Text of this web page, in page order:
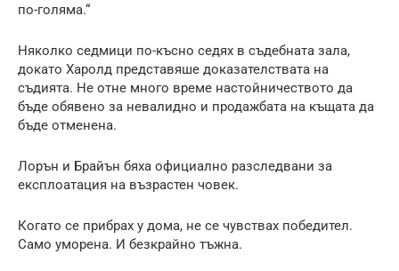
по-голяма.“
Няколко седмици по-късно седях в съдебната зала,
докато Харолд представяше доказателствата на
съдията. Не отне много време настойничеството да
бъде обявено за невалидно и продажбата на къщата да
бъде отменена.
Лорън и Брайън бяха официално разследвани за
експлоатация на възрастен човек.
Когато се прибрах у дома, не се чувствах победител.
Само уморена. И безкрайно тъжна.